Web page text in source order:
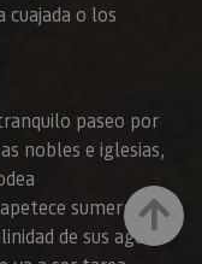
cuajada o los
paseo por
nobles e iglesias,
sumergirte
de sus aguas
Arriba